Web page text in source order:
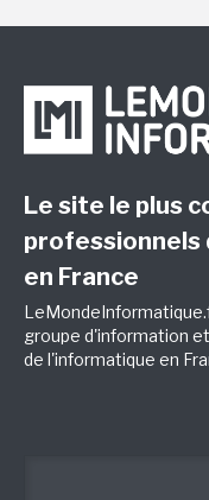
Le site le plus
professionnels
en France
groupe d'information
de l'informatique en